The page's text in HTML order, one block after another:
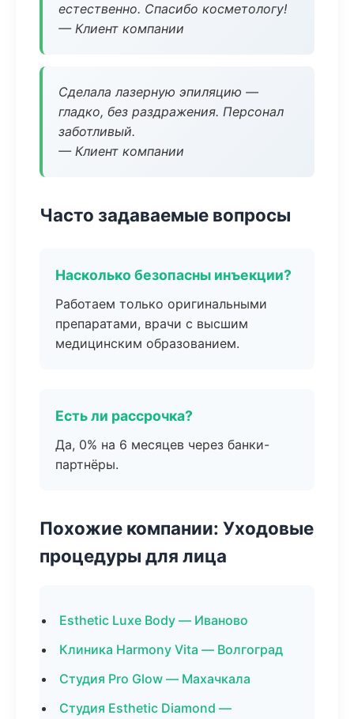
естественно. Спасибо косметологу!
— Клиент компании
Сделала лазерную эпиляцию —
гладко, без раздражения. Персонал
заботливый.
— Клиент компании
Часто задаваемые вопросы
Насколько безопасны инъекции?
Работаем только оригинальными
препаратами, врачи с высшим
медицинским образованием.
Есть ли рассрочка?
Да, 0% на 6 месяцев через банки-
партнёры.
Похожие компании: Уходовые
процедуры для лица
Esthetic Luxe Body — Иваново
Клиника Harmony Vita — Волгоград
Студия Pro Glow — Махачкала
Студия Esthetic Diamond —